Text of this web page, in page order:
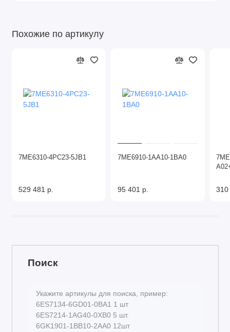
Похожие по артикулу
7ME6310-4PC23-5JB1
529 481 р.
7ME6910-1AA10-1BA0
95 401 р. 310
Поиск